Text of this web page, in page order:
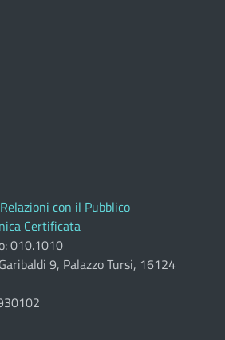
con il Pubblico
Certificata
010.1010
9, Palazzo Tursi, 16124